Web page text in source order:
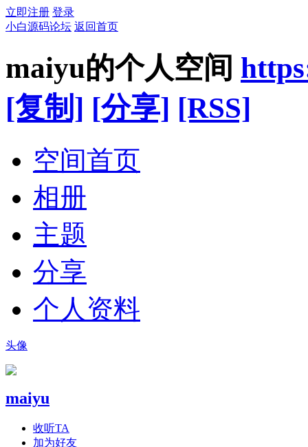
立即注册 登录
小白源码论坛 返回首页
maiyu的个人空间
[复制] [分享] [RSS]
空间首页
相册
主题
分享
个人资料
头像
maiyu
收听TA
加为好友